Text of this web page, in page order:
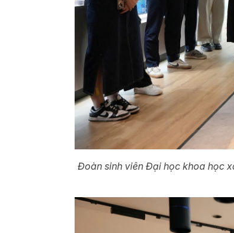
Đoàn sinh viên Đại học khoa học